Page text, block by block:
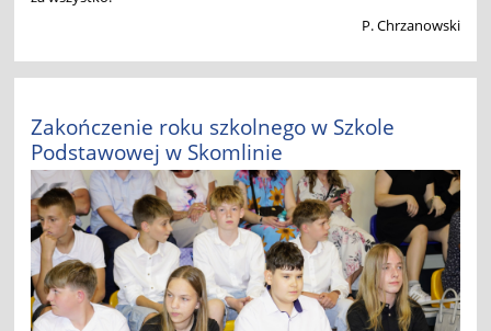
P. Chrzanowski
Zakończenie roku szkolnego w Szkole
Podstawowej w Skomlinie